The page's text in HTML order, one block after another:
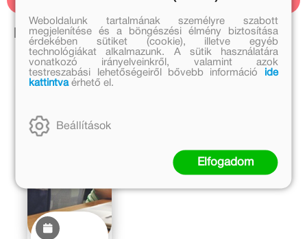
Kapcsolódó írások
Weboldalunk tartalmának személyre szabott
megjelenítése és a böngészési élmény biztosítása
érdekében sütiket (cookie), illetve egyéb
technológiákat alkalmazunk. A sütik használatára
vonatkozó irányelveinkről, valamint azok
testreszabási lehetőségeiről bővebb információ
ide
kattintvaérhető el.
Beállítások
Elfogadom